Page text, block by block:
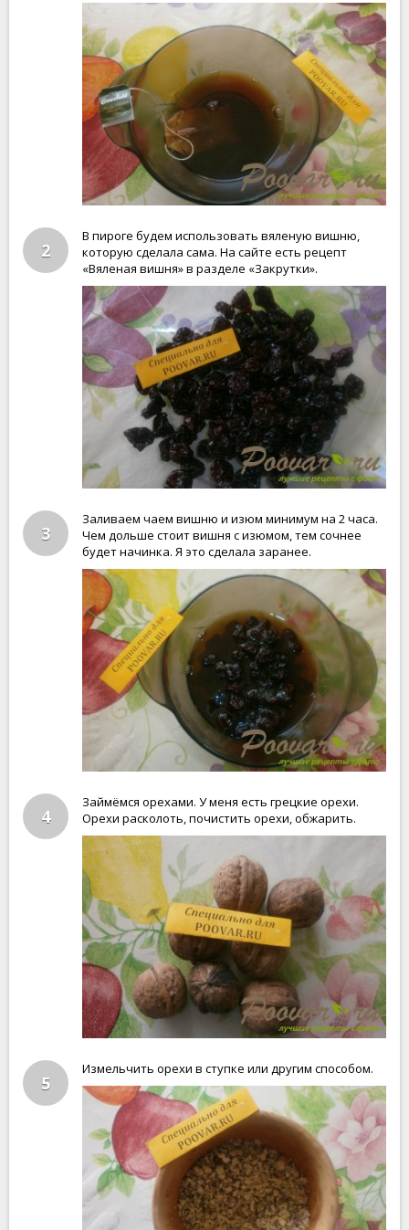
2
В пироге будем использовать вяленую вишню,
которую сделала сама. На сайте есть рецепт
«Вяленая вишня» в разделе «Закрутки».
3
Заливаем чаем вишню и изюм минимум на 2 часа.
Чем дольше стоит вишня с изюмом, тем сочнее
будет начинка. Я это сделала заранее.
4
Займёмся орехами. У меня есть грецкие орехи.
Орехи расколоть, почистить орехи, обжарить.
5
Измельчить орехи в ступке или другим способом.